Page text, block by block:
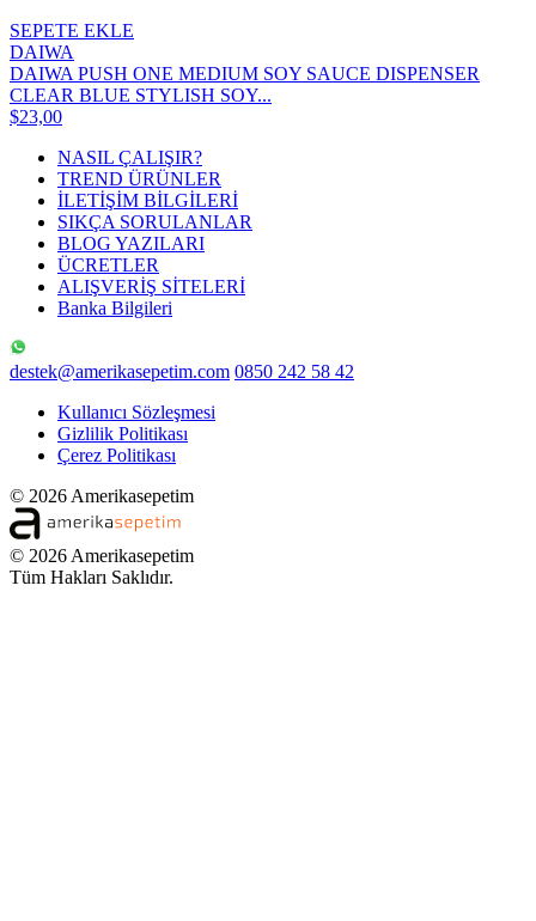
SEPETE EKLE
DAIWA
DAIWA PUSH ONE MEDIUM SOY SAUCE DISPENSER
CLEAR BLUE STYLISH SOY...
$23,00
NASIL ÇALIŞIR?
TREND ÜRÜNLER
İLETİŞİM BİLGİLERİ
SIKÇA SORULANLAR
BLOG YAZILARI
ÜCRETLER
ALIŞVERİŞ SİTELERİ
Banka Bilgileri
destek@amerikasepetim.com 0850 242 58 42
Kullanıcı Sözleşmesi
Gizlilik Politikası
Çerez Politikası
© 2026 Amerikasepetim
© 2026 Amerikasepetim
Tüm Hakları Saklıdır.